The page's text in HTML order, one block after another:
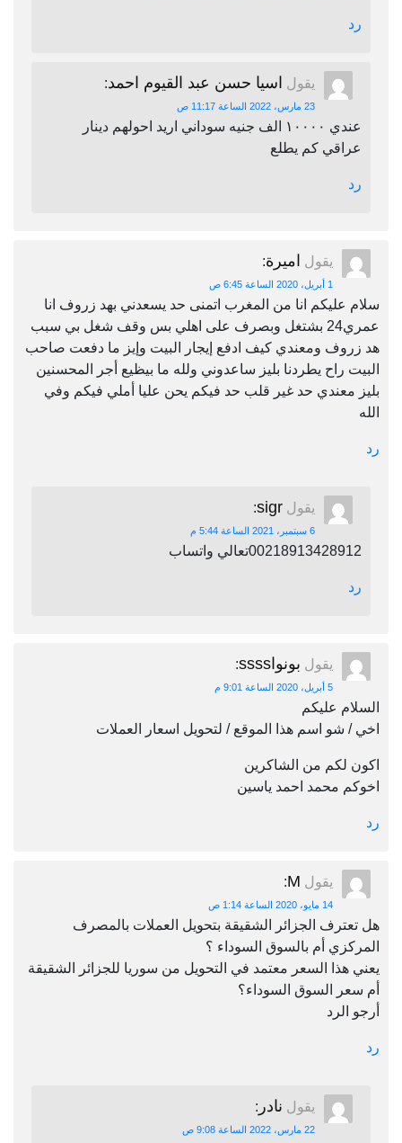
رد
يقول اسيا حسن عبد القيوم احمد:
23 مارس، 2022 الساعة 11:17 ص
عندي ١٠٠٠٠ الف جنيه سوداني اريد احولهم دينار
عراقي كم يطلع
رد
يقول اميرة:
1 أبريل، 2020 الساعة 6:45 ص
سلام عليكم انا من المغرب اتمنى حد يسعدني بهد زروف انا
عمري24 بشتغل وبصرف على اهلي بس وقف شغل بي سبب
هد زروف ومعندي كيف ادفع إيجار البيت وإيز ما دفعت صاحب
البيت راح يطردنا بليز ساعدوني ولله ما بيظيع أجر المحسنين
بليز معندي حد غير قلب حد فيكم يحن عليا أملي فيكم وفي
الله
رد
يقول sigr
:
6 سبتمبر، 2021 الساعة 5:44 م
00218913428912تعالي واتساب
رد
يقول بونواssss :
5 أبريل، 2020 الساعة 9:01 م
السلام عليكم
اخي / شو اسم هذا الموقع / لتحويل اسعار العملات
اكون لكم من الشاكرين
اخوكم محمد احمد ياسين
رد
يقول M
:
14 مايو، 2020 الساعة 1:14 ص
هل تعترف الجزائر الشقيقة بتحويل العملات بالمصرف
المركزي أم بالسوق السوداء ؟
يعني هذا السعر معتمد في التحويل من سوريا للجزائر الشقيقة
أم سعر السوق السوداء؟
أرجو الرد
رد
يقول نادر :
22 مارس، 2022 الساعة 9:08 ص